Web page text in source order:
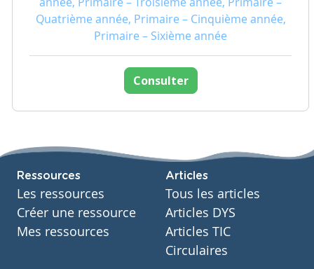
Quatrième année, Primaire – Cinquième année,
Primaire – Sixième année
Consulter
Ressources
Les ressources
Créer une ressource
Mes ressources
Articles
Tous les articles
Articles DYS
Articles TIC
Circulaires